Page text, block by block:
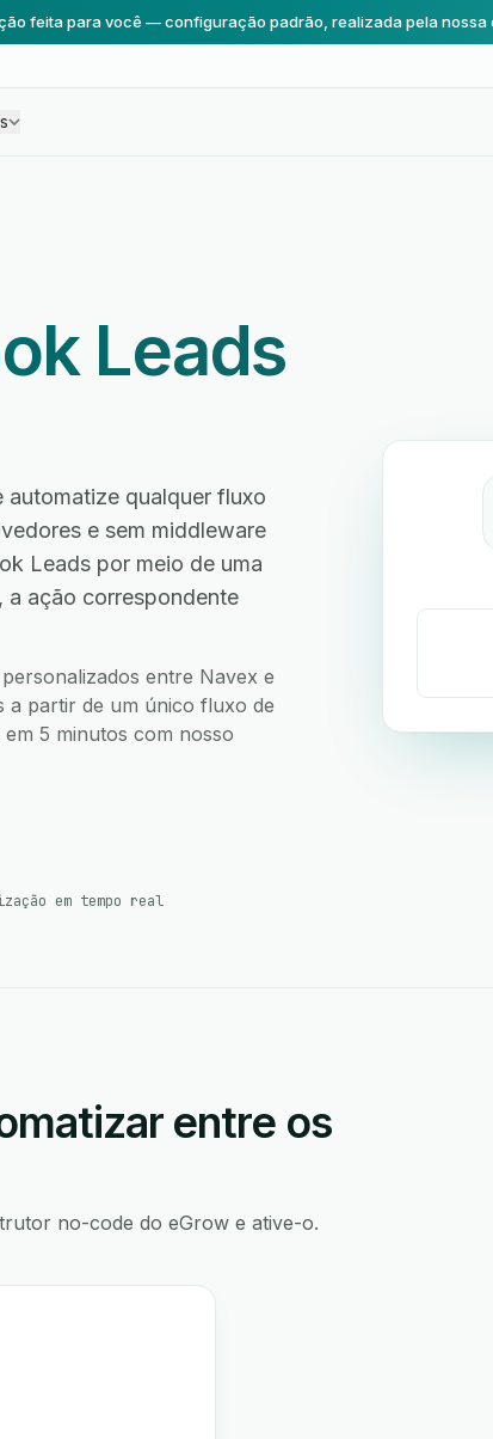
feita para você — configuração padrão, realizada pela nossa
Leads
qualquer fluxo
e sem middleware
Leads por meio de uma
a ação correspondente
entre Navex e
a partir de um único fluxo de
5 minutos com nosso
em tempo real
entre os
no-code do eGrow e ative-o.